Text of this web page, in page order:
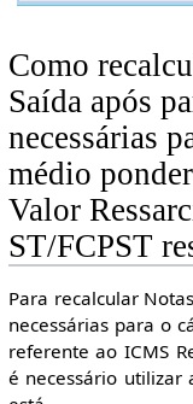
Como
Saída após
necessárias
médio
Valor
ST/FCPST
Para recalcular
necessárias para o
referente ao ICMS
é necessário utilizar